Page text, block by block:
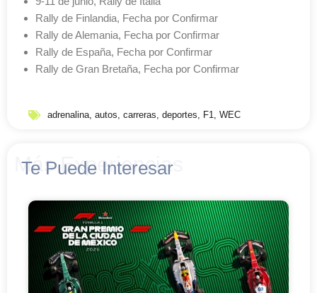
Rally de Finlandia, Fecha por Confirmar
Rally de Alemania, Fecha por Confirmar
Rally de España, Fecha por Confirmar
Rally de Gran Bretaña, Fecha por Confirmar
adrenalina autos carreras deportes F1 WEC
Más Experiencias
Te Puede Interesar